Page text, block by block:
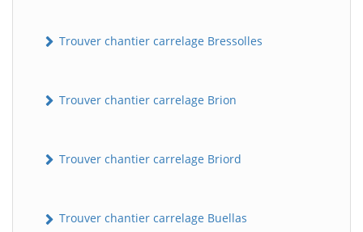
Trouver chantier carrelage Bressolles
Trouver chantier carrelage Brion
Trouver chantier carrelage Briord
Trouver chantier carrelage Buellas